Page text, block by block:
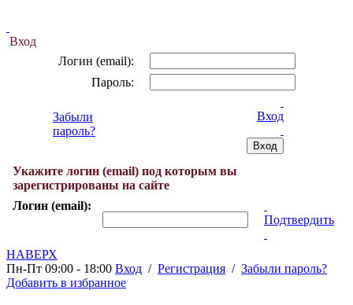
Вход
Логин (email):
Пароль:
Забыли
пароль?
Вход
Укажите логин (email) под которым вы
зарегистрированы на сайте
Логин (email):
Подтвердить
НАВЕРХ
Пн-Пт 09:00 - 18:00 Вход / Регистрация / Забыли пароль?
Добавить в избранное